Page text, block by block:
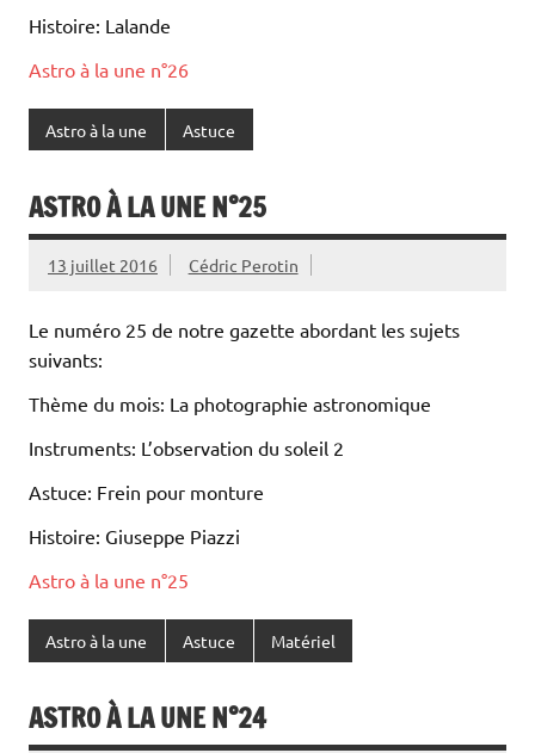
Histoire: Lalande
Astro à la une n°26
Astro à la une Astuce
ASTRO À LA UNE N°25
13 juillet 2016 Cédric Perotin
Le numéro 25 de notre gazette abordant les sujets
suivants:
Thème du mois: La photographie astronomique
Instruments: L’observation du soleil 2
Astuce: Frein pour monture
Histoire: Giuseppe Piazzi
Astro à la une n°25
Astro à la une Astuce Matériel
ASTRO À LA UNE N°24